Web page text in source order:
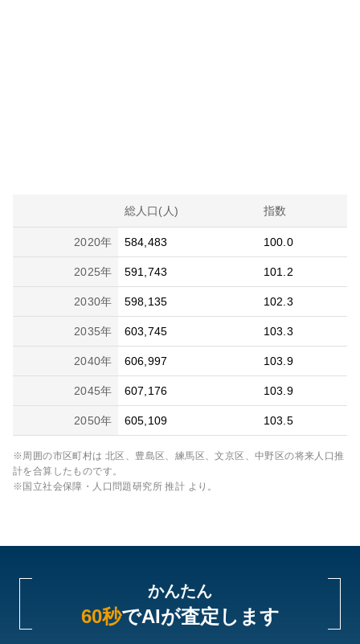
総人口(人) 指数
2020年 584,483 100.0
2025年 591,743 101.2
2030年 598,135 102.3
2035年 603,745 103.3
2040年 606,997 103.9
2045年 607,176 103.9
2050年 605,109 103.5
※周囲の市区町村は 北区、豊島区、練馬区、文京区、中野区の将来人口推
計を合算したものです。
※国立社会保障・人口問題研究所 推計 より。
かんたん
60秒でAIが査定します